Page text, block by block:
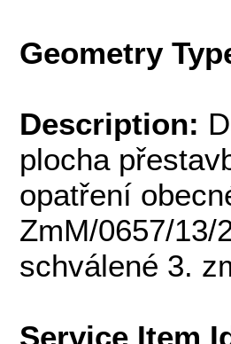
Geometry
Description:
plocha
opatření
ZmM/0657/13/
schválené 3.
Service Item